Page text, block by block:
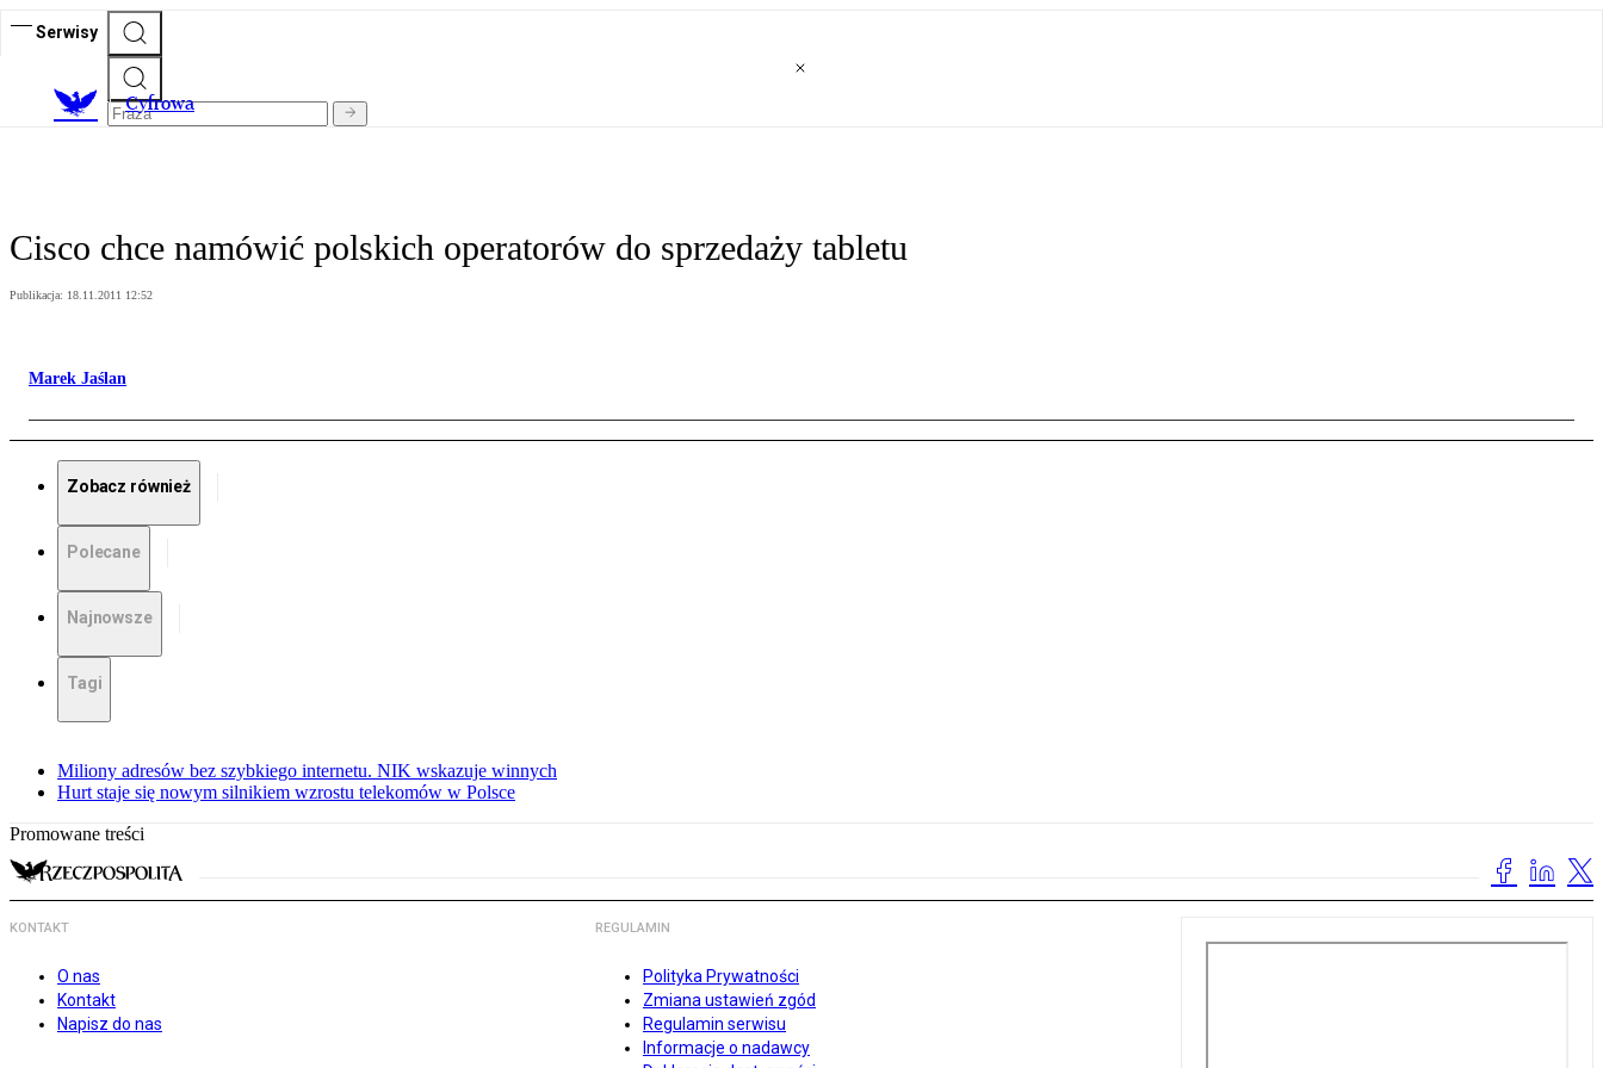
Serwisy
Cyfrowa
Cisco chce namówić polskich operatorów do sprzedaży tabletu
Publikacja: 18.11.2011 12:52
Marek Jaślan
Zobacz również
Polecane
Najnowsze
Tagi
Miliony adresów bez szybkiego internetu. NIK wskazuje winnych
Hurt staje się nowym silnikiem wzrostu telekomów w Polsce
Promowane treści
KONTAKT
O nas
Kontakt
Napisz do nas
REGULAMIN
Polityka Prywatności
Zmiana ustawień zgód
Regulamin serwisu
Informacje o nadawcy